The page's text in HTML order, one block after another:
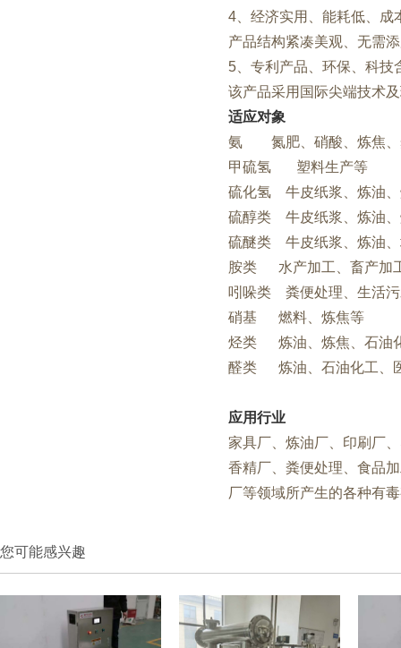
4、经济实用、能耗低、成
产品结构紧凑美观、无需
5、专利产品、环保、科技
该产品采用国际尖端技术
适应对象
氨 氮肥、硝酸、炼焦、
甲硫氢 塑料生产等
硫化氢 牛皮纸浆、炼油、
硫醇类 牛皮纸浆、炼油、
硫醚类 牛皮纸浆、炼油
胺类 水产加工、畜产加
吲哚类 粪便处理、生活
硝基 燃料、炼焦等
烃类 炼油、炼焦、石油
醛类 炼油、石油化工、
应用行业
家具厂、炼油厂、印刷厂
香精厂、粪便处理、食品
厂等领域所产生的各种有
您可能感兴趣